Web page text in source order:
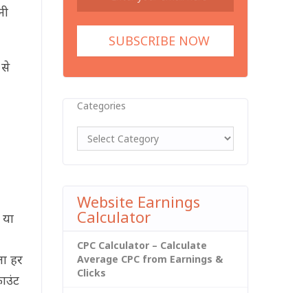
हर
Categories
Website Earnings
Calculator
CPC Calculator – Calculate
Average CPC from Earnings &
Clicks